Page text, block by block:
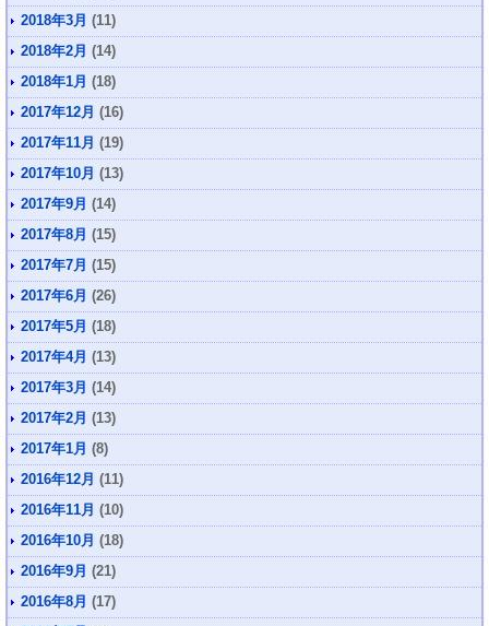
2018年3月 (11)
2018年2月 (14)
2018年1月 (18)
2017年12月 (16)
2017年11月 (19)
2017年10月 (13)
2017年9月 (14)
2017年8月 (15)
2017年7月 (15)
2017年6月 (26)
2017年5月 (18)
2017年4月 (13)
2017年3月 (14)
2017年2月 (13)
2017年1月 (8)
2016年12月 (11)
2016年11月 (10)
2016年10月 (18)
2016年9月 (21)
2016年8月 (17)